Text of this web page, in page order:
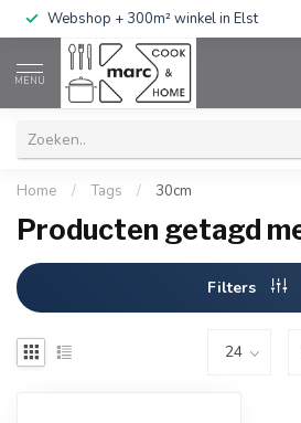
Webshop + 300m² winkel in Elst
MENU
Home / Tags / 30cm
Producten getagd
Filters